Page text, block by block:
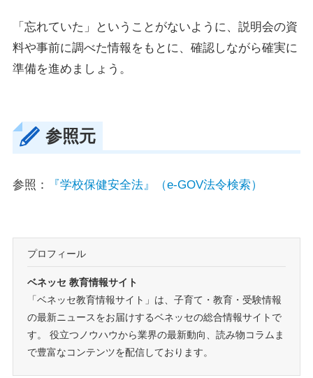
「忘れていた」ということがないように、説明会の資
料や事前に調べた情報をもとに、確認しながら確実に
準備を進めましょう。
参照元
参照： 『学校保健安全法』（e-GOV法令検索）
プロフィール
ベネッセ 教育情報サイト
「ベネッセ教育情報サイト」は、子育て・教育・受験情報
の最新ニュースをお届けするベネッセの総合情報サイトで
す。 役立つノウハウから業界の最新動向、読み物コラムま
で豊富なコンテンツを配信しております。